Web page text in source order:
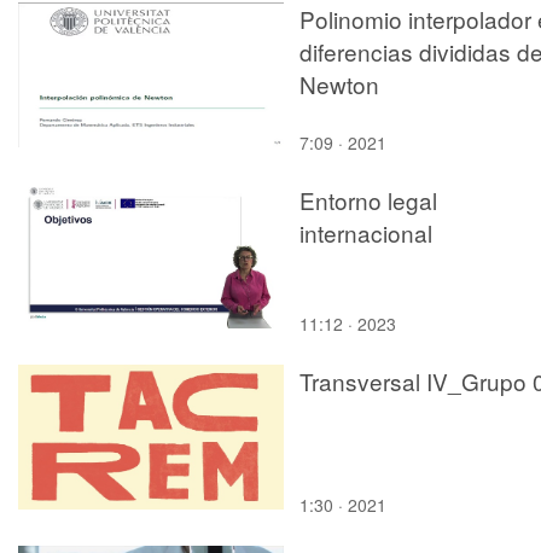
Polinomio interpolador
diferencias divididas
Newton
7:09 · 2021
Entorno legal
internacional
11:12 · 2023
Transversal IV_Grupo
1:30 · 2021